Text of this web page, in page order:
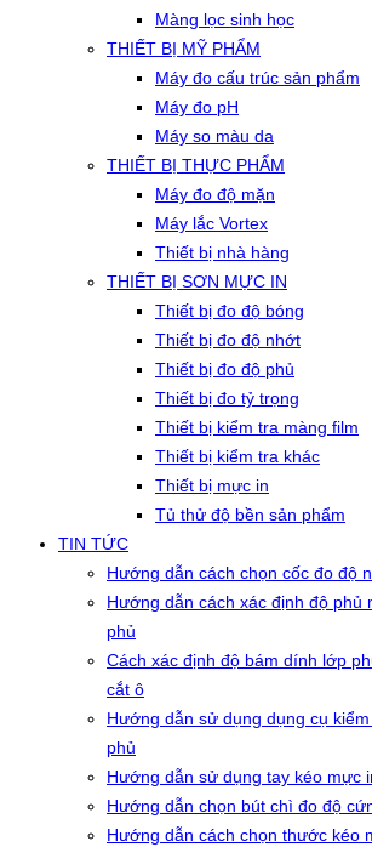
Màng lọc sinh học
THIẾT BỊ MỸ PHẨM
Máy đo cấu trúc sản phẩm
Máy đo pH
Máy so màu da
THIẾT BỊ THỰC PHẨM
Máy đo độ mặn
Máy lắc Vortex
Thiết bị nhà hàng
THIẾT BỊ SƠN MỰC IN
Thiết bị đo độ bóng
Thiết bị đo độ nhớt
Thiết bị đo độ phủ
Thiết bị đo tỷ trọng
Thiết bị kiểm tra màng film
Thiết bị kiểm tra khác
Thiết bị mực in
Tủ thử độ bền sản phẩm
TIN TỨC
Hướng dẫn cách chọn cốc đo độ
Hướng dẫn cách xác định độ phủ
phủ
Cách xác định độ bám dính lớp
cắt ô
Hướng dẫn sử dụng dụng cụ
phủ
Hướng dẫn sử dụng tay kéo mực
Hướng dẫn chọn bút chì đo độ
Hướng dẫn cách chọn thước kéo